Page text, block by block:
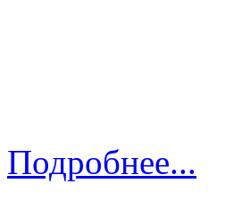
Подробнее...